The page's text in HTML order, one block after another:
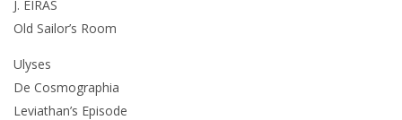
J. EIRAS
Old Sailor’s Room
Ulyses
De Cosmographia
Leviathan’s Episode